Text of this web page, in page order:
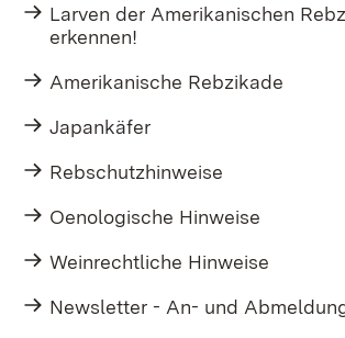
Larven der Amerikanischen
erkennen!
Amerikanische Rebzikade
Japankäfer
Rebschutzhinweise
Oenologische Hinweise
Weinrechtliche Hinweise
Newsletter - An- und